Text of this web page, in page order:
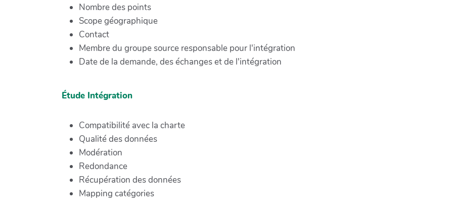
Nombre des points
Scope géographique
Contact
Membre du groupe source responsable pour l'intégration
Date de la demande, des échanges et de l'intégration
Étude Intégration
Compatibilité avec la charte
Qualité des données
Modération
Redondance
Récupération des données
Mapping catégories